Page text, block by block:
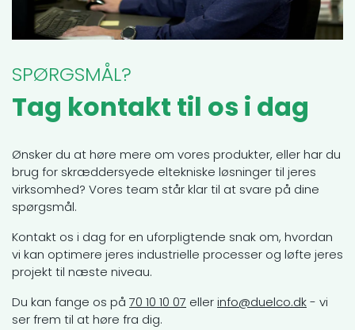
SPØRGSMÅL?
Tag kontakt til os i dag
Ønsker du at høre mere om vores produkter, eller har du
brug for skræddersyede eltekniske løsninger til jeres
virksomhed? Vores team står klar til at svare på dine
spørgsmål.
Kontakt os i dag for en uforpligtende snak om, hvordan
vi kan optimere jeres industrielle processer og løfte jeres
projekt til næste niveau.
Du kan fange os på 70 10 10 07 ellerinfo@duelco.dk- vi
ser frem til at høre fra dig.